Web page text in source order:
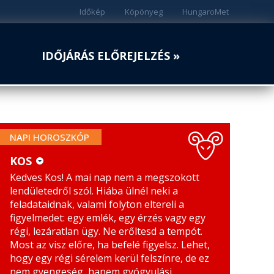
HungaroMet
Köpönyeg
Időkép
IDŐJÁRÁS ELŐREJELZÉS »
NAPI HOROSZKÓP
KOS
BIKA
IKREK
RÁK
MÉRLEG
SKORPIÓ
NYILAS
BAK
KOS
Kedves Kos! A mai nap nem a megszokott
lendületedről szól. Hiába ülnél neki a
feladataidnak, valami folyton eltereli a
figyelmedet: egy emlék, egy érzés vagy egy
régi, lezáratlan ügy. Ne erőltesd a tempót.
Most az visz előre, ha befelé figyelsz. Lehet,
hogy egy régi sérelem kerül felszínre, de ez